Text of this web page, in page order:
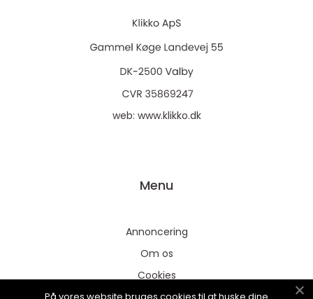
web: www.klikko.dk
Menu
Annoncering
Om os
Cookies